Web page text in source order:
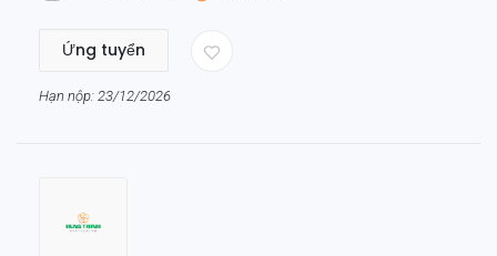
Ứng tuyển
Hạn nộp: 23/12/2026